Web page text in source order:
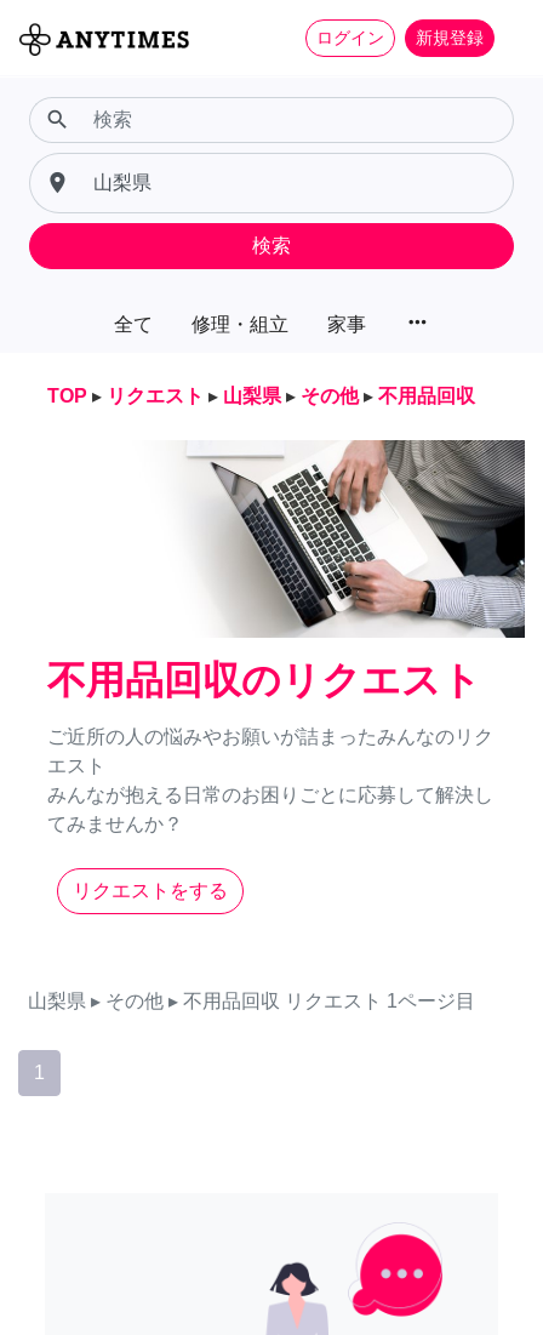
ログイン 新規登録
全て 修理・組立 家事 more_horiz
search
place
検索
TOP ▸ リクエスト ▸ 山梨県 ▸ その他 ▸ 不用品回収
不用品回収のリクエスト
ご近所の人の悩みやお願いが詰まったみんなのリク
エスト
みんなが抱える日常のお困りごとに応募して解決し
てみませんか？
リクエストをする
山梨県 ▸ その他 ▸ 不用品回収 リクエスト 1ページ目
1